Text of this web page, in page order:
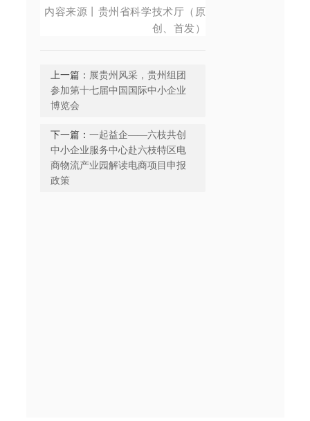
内容来源丨 贵州省科学技术厅（原
创、首发）
上一篇： 展贵州风采，贵州组团
参加第十七届中国国际中小企业
博览会
下一篇： 一起益企——六枝共创
中小企业服务中心赴六枝特区电
商物流产业园解读电商项目申报
政策